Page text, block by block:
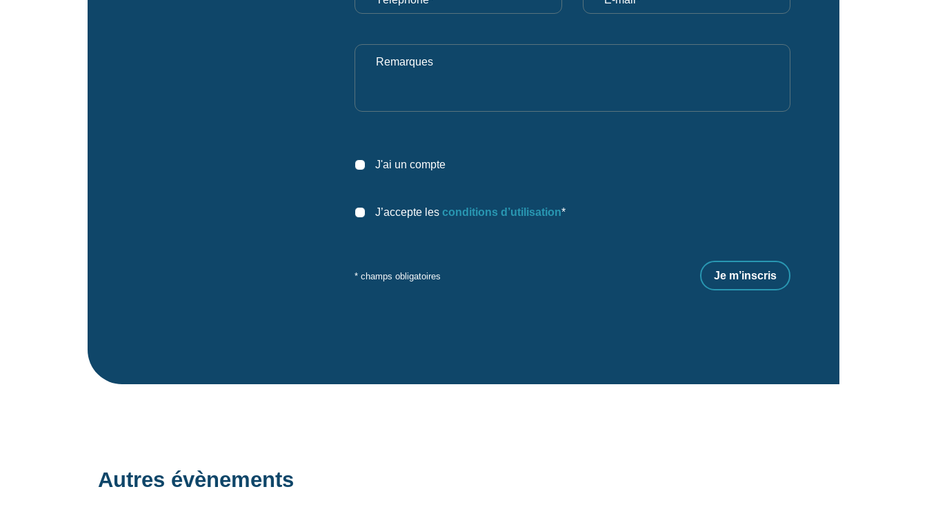
J'ai un compte
J’accepte les conditions d’utilisation*
* champs obligatoires
Autres évènements